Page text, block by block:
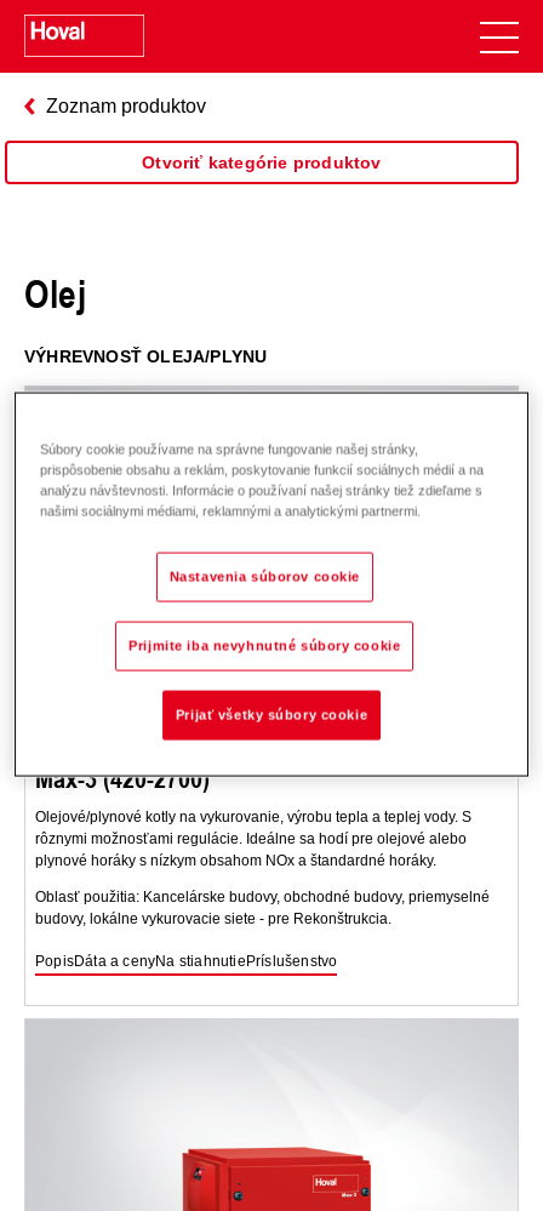
Zoznam produktov
Otvoriť kategórie produktov
Olej
VÝHREVNOSŤ OLEJA/PLYNU
Max-3 (420-2700)
Olejové/plynové kotly na vykurovanie, výrobu tepla a teplej vody. S
rôznymi možnosťami regulácie. Ideálne sa hodí pre olejové alebo
plynové horáky s nízkym obsahom NOx a štandardné horáky.
Oblasť použitia: Kancelárske budovy, obchodné budovy, priemyselné
budovy, lokálne vykurovacie siete - pre Rekonštrukcia.
PopisDáta a cenyNa stiahnutie Príslušenstvo
Súbory cookie používame na správne fungovanie našej stránky,
prispôsobenie obsahu a reklám, poskytovanie funkcií sociálnych médií a na
analýzu návštevnosti. Informácie o používaní našej stránky tiež zdieľame s
našimi sociálnymi médiami, reklamnými a analytickými partnermi.
Nastavenia súborov cookie
Prijmite iba nevyhnutné súbory cookie
Prijať všetky súbory cookie